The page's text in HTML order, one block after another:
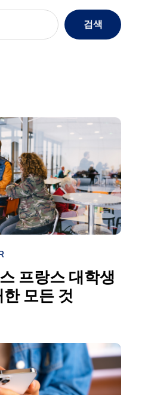
검색
프랑스 대학생
모든 것